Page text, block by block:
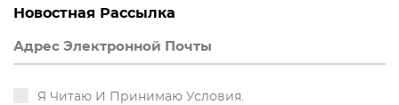
Новостная Рассылка
Я Читаю И Принимаю Условия.